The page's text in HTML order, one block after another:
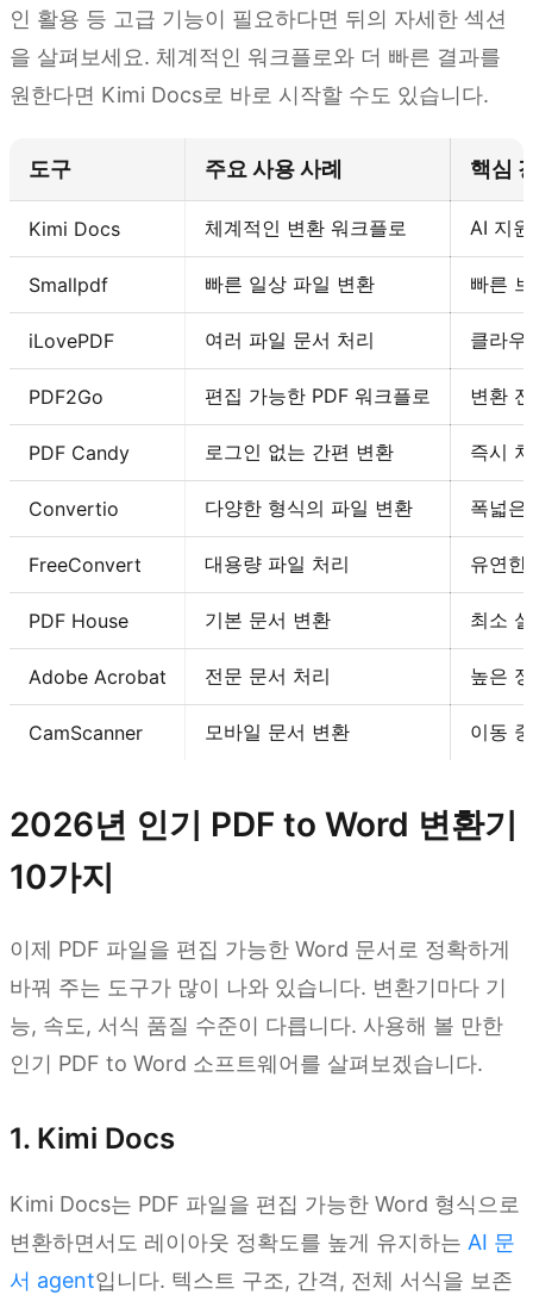
인 활용 등 고급 기능이 필요하다면 뒤의 자세한 섹션
을 살펴보세요. 체계적인 워크플로와 더 빠른 결과를
원한다면 Kimi Docs로 바로 시작할 수도 있습니다.
도구 주요 사용 사례 핵심
Kimi Docs 체계적인 변환 워크플로 AI 지
Smallpdf 빠른 일상 파일 변환 빠른
iLovePDF 여러 파일 문서 처리 클라
PDF2Go 편집 가능한 PDF 워크플로 변환
PDF Candy 로그인 없는 간편 변환 즉시
Convertio 다양한 형식의 파일 변환 폭넓
FreeConvert 대용량 파일 처리 유연
PDF House 기본 문서 변환 최소
Adobe Acrobat 전문 문서 처리 높은
CamScanner 모바일 문서 변환 이동
2026년 인기 PDF to Word 변환기
10가지
이제 PDF 파일을 편집 가능한 Word 문서로 정확하게
바꿔 주는 도구가 많이 나와 있습니다. 변환기마다 기
능, 속도, 서식 품질 수준이 다릅니다. 사용해 볼 만한
인기 PDF to Word 소프트웨어를 살펴보겠습니다.
1. Kimi Docs
Kimi Docs는 PDF 파일을 편집 가능한 Word 형식으로
변환하면서도 레이아웃 정확도를 높게 유지하는 AI 문
서 agent입니다. 텍스트 구조, 간격, 전체 서식을 보존